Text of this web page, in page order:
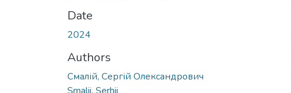
Date
2024
Authors
Смалій, Сергій Олександрович